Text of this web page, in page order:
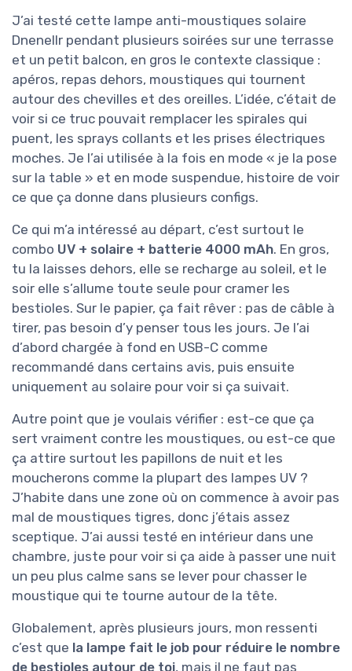
J’ai testé cette lampe anti-moustiques solaire
Dnenellr pendant plusieurs soirées sur une terrasse
et un petit balcon, en gros le contexte classique :
apéros, repas dehors, moustiques qui tournent
autour des chevilles et des oreilles. L’idée, c’était de
voir si ce truc pouvait remplacer les spirales qui
puent, les sprays collants et les prises électriques
moches. Je l’ai utilisée à la fois en mode « je la pose
sur la table » et en mode suspendue, histoire de voir
ce que ça donne dans plusieurs configs.
Ce qui m’a intéressé au départ, c’est surtout le
combo UV + solaire + batterie 4000 mAh. En gros,
tu la laisses dehors, elle se recharge au soleil, et le
soir elle s’allume toute seule pour cramer les
bestioles. Sur le papier, ça fait rêver : pas de câble à
tirer, pas besoin d’y penser tous les jours. Je l’ai
d’abord chargée à fond en USB-C comme
recommandé dans certains avis, puis ensuite
uniquement au solaire pour voir si ça suivait.
Autre point que je voulais vérifier : est-ce que ça
sert vraiment contre les moustiques, ou est-ce que
ça attire surtout les papillons de nuit et les
moucherons comme la plupart des lampes UV ?
J’habite dans une zone où on commence à avoir pas
mal de moustiques tigres, donc j’étais assez
sceptique. J’ai aussi testé en intérieur dans une
chambre, juste pour voir si ça aide à passer une nuit
un peu plus calme sans se lever pour chasser le
moustique qui te tourne autour de la tête.
Globalement, après plusieurs jours, mon ressenti
c’est que la lampe fait le job pour réduire le nombre
de bestioles autour de toi, mais il ne faut pas